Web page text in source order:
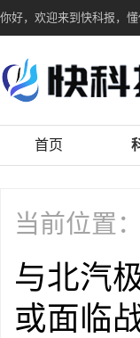
你好，欢迎来到快科报，懂
首页
当前位置：
与北汽
或面临